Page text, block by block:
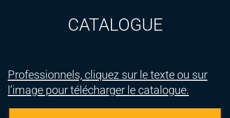
CATALOGUE
Professionnels, cliquez sur le texte ou sur
l’image pour télécharger le catalogue.